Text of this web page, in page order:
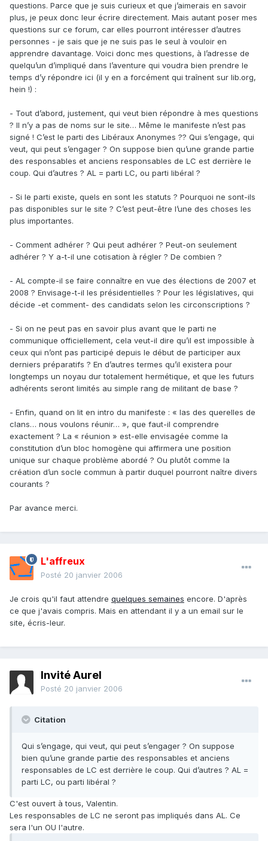
questions. Parce que je suis curieux et que j’aimerais en savoir
plus, je peux donc leur écrire directement. Mais autant poser mes
questions sur ce forum, car elles pourront intéresser d’autres
personnes - je sais que je ne suis pas le seul à vouloir en
apprendre davantage. Voici donc mes questions, à l’adresse de
quelqu’un d’impliqué dans l’aventure qui voudra bien prendre le
temps d’y répondre ici (il y en a forcément qui traînent sur lib.org,
hein !) :
- Tout d’abord, justement, qui veut bien répondre à mes questions
? Il n’y a pas de noms sur le site… Même le manifeste n’est pas
signé ! C’est le parti des Libéraux Anonymes ?? Qui s’engage, qui
veut, qui peut s’engager ? On suppose bien qu’une grande partie
des responsables et anciens responsables de LC est derrière le
coup. Qui d’autres ? AL = parti LC, ou parti libéral ?
- Si le parti existe, quels en sont les statuts ? Pourquoi ne sont-ils
pas disponibles sur le site ? C’est peut-être l’une des choses les
plus importantes.
- Comment adhérer ? Qui peut adhérer ? Peut-on seulement
adhérer ? Y a-t-il une cotisation à régler ? De combien ?
- AL compte-il se faire connaître en vue des élections de 2007 et
2008 ? Envisage-t-il les présidentielles ? Pour les législatives, qui
décide -et comment- des candidats selon les circonscriptions ?
- Si on ne peut pas en savoir plus avant que le parti ne
communique officiellement, cela veut-il dire qu’il est impossible à
ceux qui n’ont pas participé depuis le début de participer aux
derniers préparatifs ? En d’autres termes qu’il existera pour
longtemps un noyau dur totalement hermétique, et que les futurs
adhérents seront limités au simple rang de militant de base ?
- Enfin, quand on lit en intro du manifeste : « las des querelles de
clans… nous voulons réunir… », que faut-il comprendre
exactement ? La « réunion » est-elle envisagée comme la
constitution d’un bloc homogène qui affirmera une position
unique sur chaque problème abordé ? Ou plutôt comme la
création d’un socle commun à partir duquel pourront naître divers
courants ?
Par avance merci.
L'affreux
Posté 20 janvier 2006
Je crois qu'il faut attendre quelques semaines encore. D'après
ce que j'avais compris. Mais en attendant il y a un email sur le
site, écris-leur.
Invité Aurel
Posté 20 janvier 2006
Citation
Qui s’engage, qui veut, qui peut s’engager ? On suppose
bien qu’une grande partie des responsables et anciens
responsables de LC est derrière le coup. Qui d’autres ? AL =
parti LC, ou parti libéral ?
C'est ouvert à tous, Valentin.
Les responsables de LC ne seront pas impliqués dans AL. Ce
sera l'un OU l'autre.